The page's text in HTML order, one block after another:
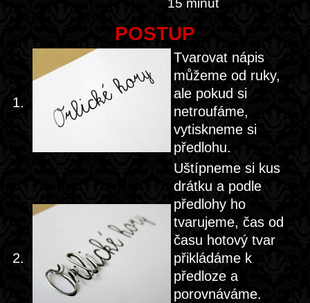
15 minut
POSTUP
1.
Tvarovat nápis
můžeme od ruky,
ale pokud si
netroufáme,
vytiskneme si
předlohu.
2.
Uštípneme si kus
drátku a podle
předlohy ho
tvarujeme, čas od
času hotový tvar
přikládáme k
předloze a
porovnáváme.